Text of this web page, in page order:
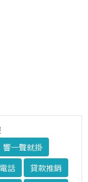
響一聲就掛
話
貸款推銷